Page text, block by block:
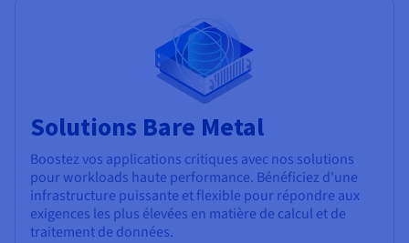
Solutions Bare Metal
Boostez vos applications critiques avec nos solutions
pour workloads haute performance. Bénéficiez d'une
infrastructure puissante et flexible pour répondre aux
exigences les plus élevées en matière de calcul et de
traitement de données.